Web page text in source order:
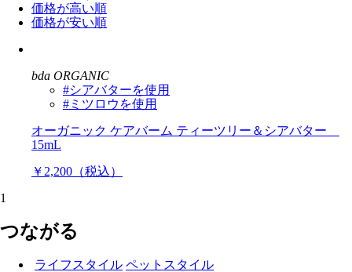
価格が高い順
価格が安い順
bda ORGANIC
#シアバターを使用
#ミツロウを使用
オーガニック ケアバーム ティーツリー＆シアバター
15mL
￥2,200（税込）
1
つながる
ライフスタイル ペットスタイル